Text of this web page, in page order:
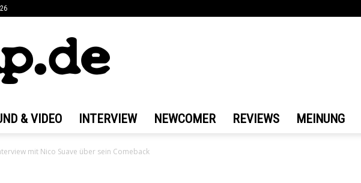
& VIDEO INTERVIEW NEWCOMER REVIEWS MEINUNG
mit Nico Suave über sein Comeback